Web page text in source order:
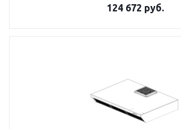
124 672 руб.